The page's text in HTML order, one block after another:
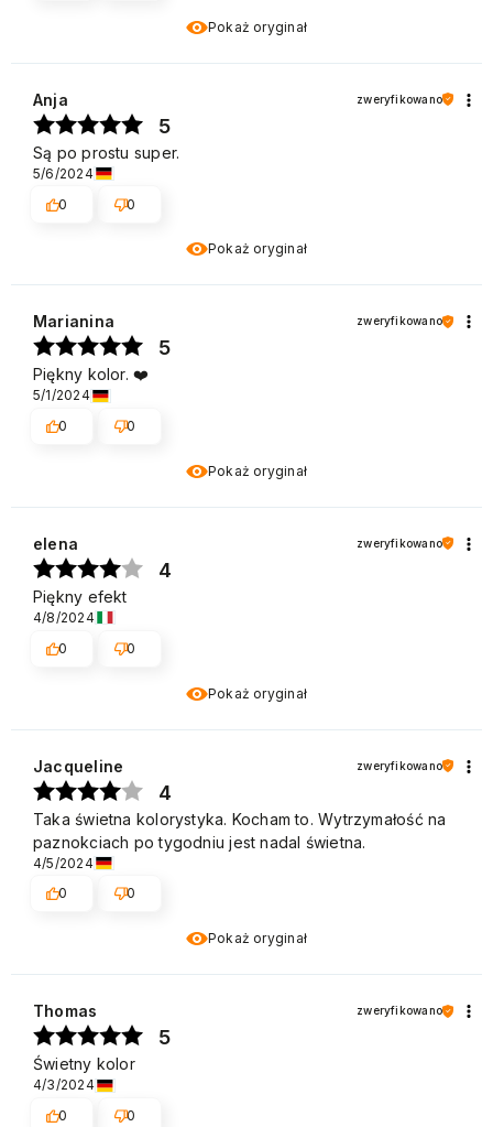
Pokaż oryginał
Pokaż oryginał
Anja zweryfikowano
5
Są po prostu super.
5/6/2024
0
0
Pokaż oryginał
Marianina zweryfikowano
5
Piękny kolor. ❤️
5/1/2024
0
0
Pokaż oryginał
elena zweryfikowano
4
Piękny efekt
4/8/2024
0
0
Pokaż oryginał
Jacqueline zweryfikowano
4
Taka świetna kolorystyka. Kocham to. Wytrzymałość na
paznokciach po tygodniu jest nadal świetna.
4/5/2024
0
0
Thomas zweryfikowano
5
Świetny kolor
4/3/2024
0
0